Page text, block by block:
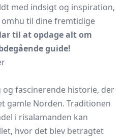
med indsigt og inspiration,
til dine fremtidige
til at opdage alt om
guide!
fascinerende historie, der
gamle Norden. Traditionen
i risalamanden kan
hvor det blev betragtet